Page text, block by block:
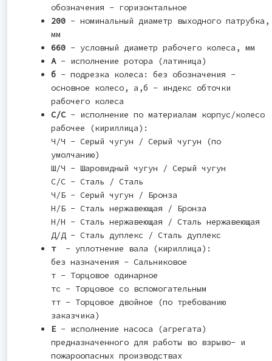
обозначения - горизонтальное
200 - номинальный диаметр выходного патрубка,
мм
660 - условный диаметр рабочего колеса, мм
А- исполнение ротора (латиница)
б - подрезка колеса: без обозначения -
основное колесо, а,б - индекс обточки
рабочего колеса
С/С - исполнение по материалам корпус/колесо
рабочее (кириллица):
Ч/Ч - Серый чугун / Серый чугун (по
умолчанию)
Ш/Ч - Шаровидный чугун / Серый чугун
С/С - Сталь / Сталь
Ч/Б - Серый чугун / Бронза
Н/Б - Сталь нержавеющая / Бронза
Н/Н - Сталь нержавеющая / Сталь нержавеющая
Д/Д - Сталь дуплекс / Сталь дуплекс
т- уплотнение вала (кириллица):
без назначения - Cальниковое
т - Торцовое одинарное
тс - Торцовое со вспомогательным
тт - Торцовое двойное (по требованию
заказчика)
Е- исполнение насоса (агрегата)
предназначенного для работы во взрыво- и
пожароопасных производствах